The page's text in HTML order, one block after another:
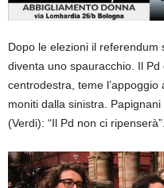
Dopo le elezioni il
diventa uno spauracchio. Il
centrodestra, teme
moniti dalla sinistra. Papignani
(Verdi): “Il Pd non ci ripenserà”.